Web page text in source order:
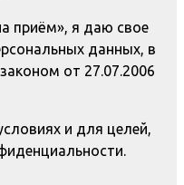
приём», я даю свое
данных, в
от 27.07.2006
и для целей,